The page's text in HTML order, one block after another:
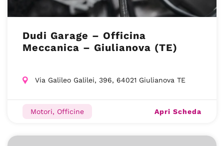
Dudi Garage – Officina
Meccanica – Giulianova (TE)
Via Galileo Galilei, 396, 64021 Giulianova TE
Motori, Officine Apri Scheda